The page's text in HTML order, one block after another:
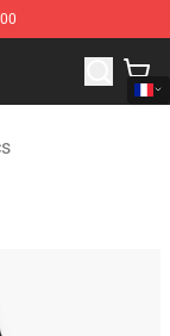
Shop